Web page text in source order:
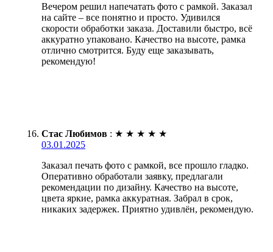
Вечером решил напечатать фото с рамкой. Заказал
на сайте – все понятно и просто. Удивился
скорости обработки заказа. Доставили быстро, всё
аккуратно упаковано. Качество на высоте, рамка
отлично смотрится. Буду еще заказывать,
рекомендую!
Стас Любимов : ★ ★ ★ ★ ★
03.01.2025
Заказал печать фото с рамкой, все прошло гладко.
Оперативно обработали заявку, предлагали
рекомендации по дизайну. Качество на высоте,
цвета яркие, рамка аккуратная. Забрал в срок,
никаких задержек. Приятно удивлён, рекомендую.